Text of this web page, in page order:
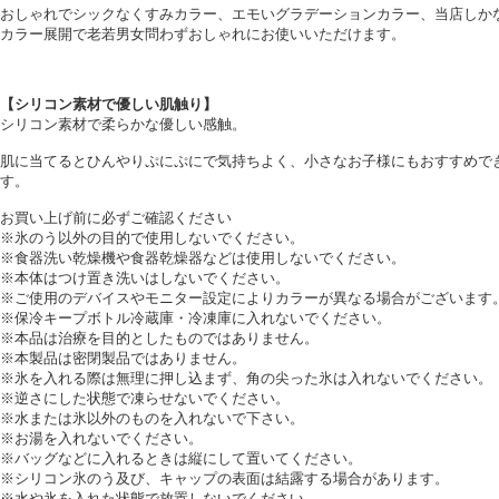
おしゃれでシックなくすみカラー、エモいグラデーションカラー、当店しか
カラー展開で老若男女問わずおしゃれにお使いいただけます。
【シリコン素材で優しい肌触り】
シリコン素材で柔らかな優しい感触。
肌に当てるとひんやりぷにぷにで気持ちよく、小さなお子様にもおすすめで
す。
お買い上げ前に必ずご確認ください
※氷のう以外の目的で使用しないでください。
※食器洗い乾燥機や食器乾燥器などは使用しないでください。
※本体はつけ置き洗いはしないでください。
※ご使用のデバイスやモニター設定によりカラーが異なる場合がございます
※保冷キープボトル冷蔵庫・冷凍庫に入れないでください。
※本品は治療を目的としたものではありません。
※本製品は密閉製品ではありません。
※氷を入れる際は無理に押し込まず、角の尖った氷は入れないでください。
※逆さにした状態で凍らせないでください。
※水または氷以外のものを入れないで下さい。
※お湯を入れないでください。
※バッグなどに入れるときは縦にして置いてください。
※シリコン氷のう及び、キャップの表面は結露する場合があります。